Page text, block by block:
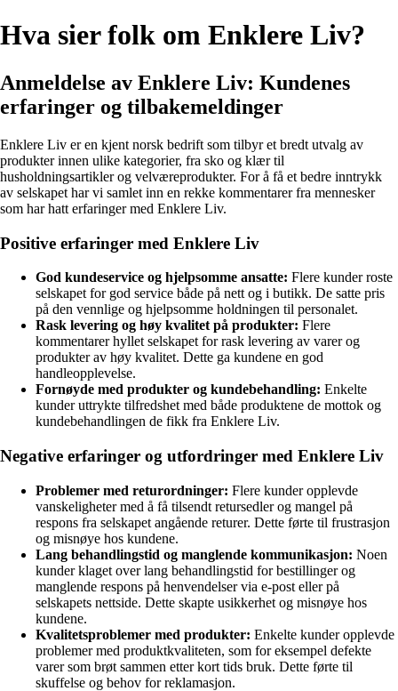
Hva sier folk om Enklere Liv?
Anmeldelse av Enklere Liv: Kundenes
erfaringer og tilbakemeldinger
Enklere Liv er en kjent norsk bedrift som tilbyr et bredt utvalg av
produkter innen ulike kategorier, fra sko og klær til
husholdningsartikler og velværeprodukter. For å få et bedre inntrykk
av selskapet har vi samlet inn en rekke kommentarer fra mennesker
som har hatt erfaringer med Enklere Liv.
Positive erfaringer med Enklere Liv
God kundeservice og hjelpsomme ansatte: Flere kunder roste
selskapet for god service både på nett og i butikk. De satte pris
på den vennlige og hjelpsomme holdningen til personalet.
Rask levering og høy kvalitet på produkter: Flere
kommentarer hyllet selskapet for rask levering av varer og
produkter av høy kvalitet. Dette ga kundene en god
handleopplevelse.
Fornøyde med produkter og kundebehandling: Enkelte
kunder uttrykte tilfredshet med både produktene de mottok og
kundebehandlingen de fikk fra Enklere Liv.
Negative erfaringer og utfordringer med Enklere Liv
Problemer med returordninger: Flere kunder opplevde
vanskeligheter med å få tilsendt retursedler og mangel på
respons fra selskapet angående returer. Dette førte til frustrasjon
og misnøye hos kundene.
Lang behandlingstid og manglende kommunikasjon: Noen
kunder klaget over lang behandlingstid for bestillinger og
manglende respons på henvendelser via e-post eller på
selskapets nettside. Dette skapte usikkerhet og misnøye hos
kundene.
Kvalitetsproblemer med produkter: Enkelte kunder opplevde
problemer med produktkvaliteten, som for eksempel defekte
varer som brøt sammen etter kort tids bruk. Dette førte til
skuffelse og behov for reklamasjon.